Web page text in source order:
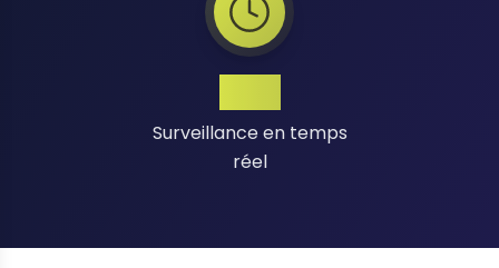
Surveillance en temps
réel